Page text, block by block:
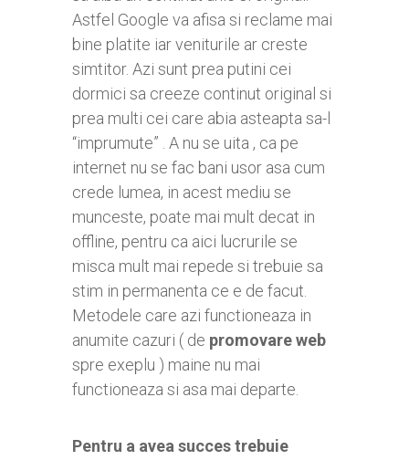
Astfel Google va afisa si reclame mai
bine platite iar veniturile ar creste
simtitor. Azi sunt prea putini cei
dormici sa creeze continut original si
prea multi cei care abia asteapta sa-l
“imprumute” . A nu se uita , ca pe
internet nu se fac bani usor asa cum
crede lumea, in acest mediu se
munceste, poate mai mult decat in
offline, pentru ca aici lucrurile se
misca mult mai repede si trebuie sa
stim in permanenta ce e de facut.
Metodele care azi functioneaza in
anumite cazuri ( de promovare web
spre exeplu ) maine nu mai
functioneaza si asa mai departe.
Pentru a avea succes trebuie